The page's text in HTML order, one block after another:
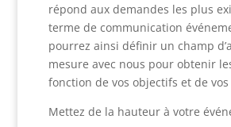
répond aux demandes les plus
terme de communication
pourrez ainsi définir un champ
mesure avec nous pour obtenir
fonction de vos objectifs et de
Mettez de la hauteur à votre